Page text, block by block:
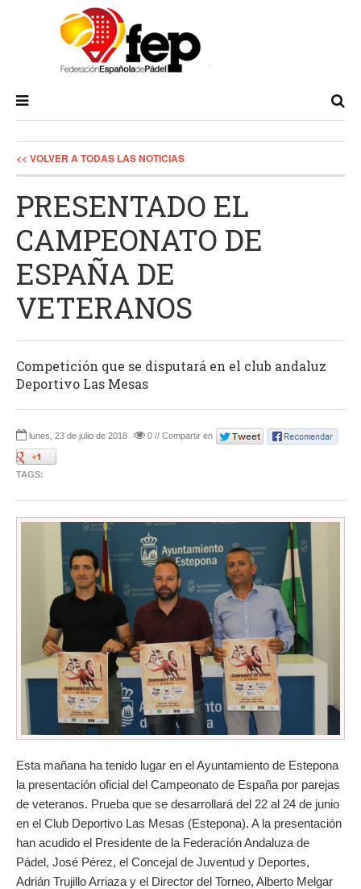
<< VOLVER A TODAS LAS NOTICIAS
PRESENTADO EL
CAMPEONATO DE
ESPAÑA DE
VETERANOS
Competición que se disputará en el club andaluz
Deportivo Las Mesas
lunes, 23 de julio de 2018 0 // Compartir en
TAGS:
Esta mañana ha tenido lugar en el Ayuntamiento de Estepona
la presentación oficial del Campeonato de España por parejas
de veteranos. Prueba que se desarrollará del 22 al 24 de junio
en el Club Deportivo Las Mesas (Estepona). A la presentación
han acudido el Presidente de la Federación Andaluza de
Pádel, José Pérez, el Concejal de Juventud y Deportes,
Adrián Trujillo Arriaza y el Director del Torneo, Alberto Melgar